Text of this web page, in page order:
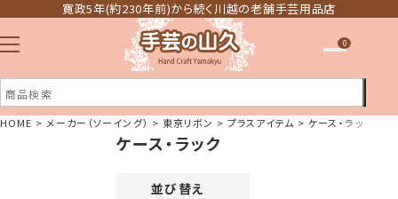
寛政5年(約230年前)から続く川越の老舗手芸用品店
注文履歴
0
HOME メーカー（ソーイング） 東京リボン プラスアイテム ケース・ラック
ケース・ラック
並び替え